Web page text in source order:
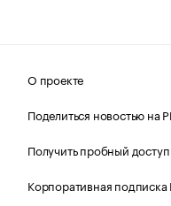
О проекте
Поделиться новостью на
Получить пробный доступ
Корпоративная подписка